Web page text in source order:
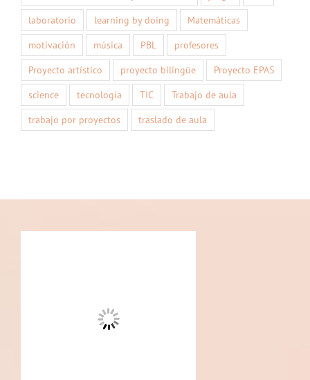
laboratorio
learning by doing
Matemáticas
motivación
música PBL
profesores
Proyecto artístico
proyecto bilingüe
Proyecto EPAS
science
tecnología TIC
Trabajo de aula
trabajo por proyectos
traslado de aula